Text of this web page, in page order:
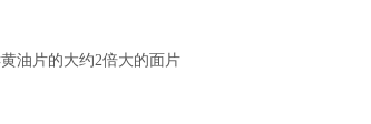
油片的大约2倍大的面片